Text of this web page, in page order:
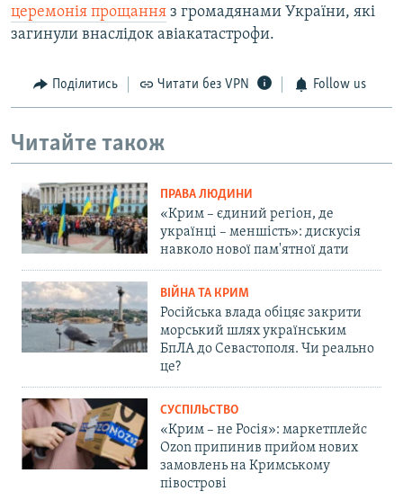
церемонія прощання з громадянами України, які
загинули внаслідок авіакатастрофи.
Поділитись Читати без VPN Follow us
Читайте також
ПРАВА ЛЮДИНИ
«Крим – єдиний регіон, де
українці – меншість»: дискусія
навколо нової пам'ятної дати
ВІЙНА ТА КРИМ
Російська влада обіцяє закрити
морський шлях українським
БпЛА до Севастополя. Чи реально
це?
СУСПІЛЬСТВО
«Крим – не Росія»: маркетплейс
Ozon припинив прийом нових
замовлень на Кримському
півострові